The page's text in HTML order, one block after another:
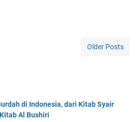
Older Posts
di Indonesia, dari Kitab Syair
Al Bushiri